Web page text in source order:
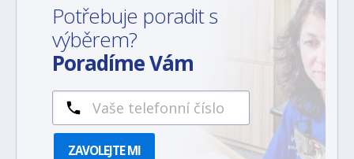
Potřebuje poradit s
výběrem?
Poradíme Vám
ZAVOLEJTE MI